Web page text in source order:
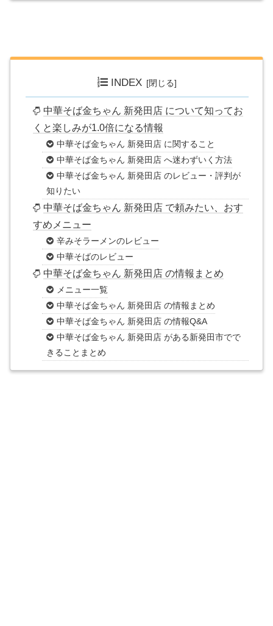
INDEX
中華そば金ちゃん 新発田店 について知ってお
くと楽しみが1.0倍になる情報
中華そば金ちゃん 新発田店 に関すること
中華そば金ちゃん 新発田店 へ迷わずいく方法
中華そば金ちゃん 新発田店 のレビュー・評判が
知りたい
中華そば金ちゃん 新発田店 で頼みたい、おす
すめメニュー
辛みそラーメンのレビュー
中華そばのレビュー
中華そば金ちゃん 新発田店 の情報まとめ
メニュー一覧
中華そば金ちゃん 新発田店 の情報まとめ
中華そば金ちゃん 新発田店 の情報Q&A
中華そば金ちゃん 新発田店 がある新発田市でで
きることまとめ